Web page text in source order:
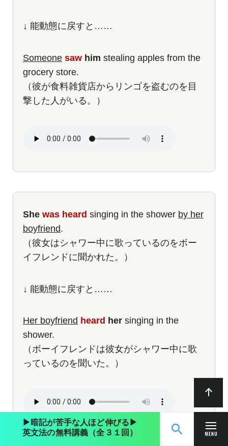
↓ 能動態に戻すと……
Someone saw him stealing apples from the
grocery store.
（彼が食料雑貨店からリンゴを盗むのを目
撃した人がいる。）
She was heard singing in the shower by her
boyfriend.
（彼女はシャワー中に歌っているのをボー
イフレンドに聞かれた。）
↓ 能動態に戻すと……
Her boyfriend heard her singing in the
shower.
（ボーイフレンドは彼女がシャワー中に歌
っているのを聞いた。）
▶︎暗記が苦手な人ほど伸びる▶︎
英文法の無料講義（全３１回）